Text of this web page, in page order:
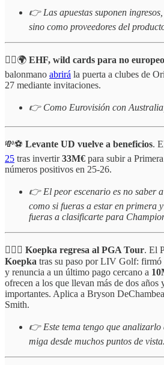
👉 Las apuestas suponen
sino como proveedores del
🤾‍♂️🌍 EHF, wild cards para no
balonmano abrirá la puerta a clubes de
27 mediante invitaciones.
👉 Como Eurovisión con
💸⚽ Levante UD vuelve a beneficios.
25 tras invertir33M€ para subir a
números positivos en 25-26.
👉 El peor escenario es no saber
como si fueras a estar en primera
fueras a clasificarte para
🏌️‍♂️🔄 Koepka regresa al PGA Tour. El
Koepka tras su paso por LIV Golf: firmó
y renuncia a un último pago cercano a
ofrecen a los que llevan más de dos años
importantes. Aplica a Bryson
Smith.
👉 Este tema tengo que analizarlo
miga desde muchos puntos de vista.